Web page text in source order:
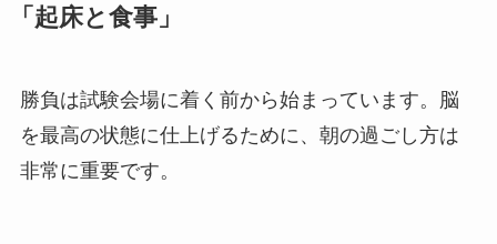
「起床と食事」
勝負は試験会場に着く前から始まっています。脳
を最高の状態に仕上げるために、朝の過ごし方は
非常に重要です。